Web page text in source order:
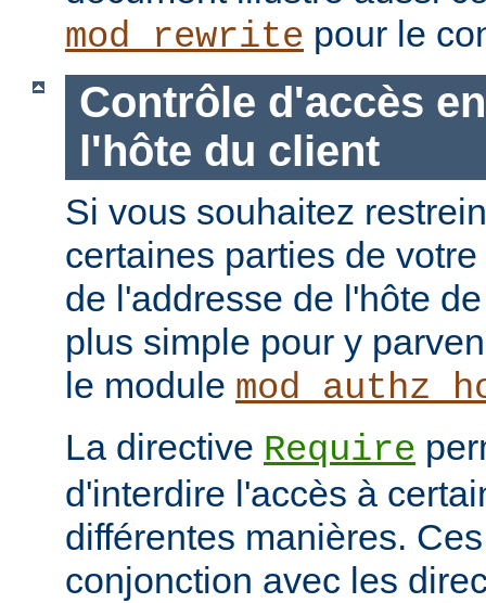
mod_rewrite pour le
Contrôle d'accès
l'hôte du client
Si vous souhaitez
certaines parties de
de l'addresse de l'hôte
plus simple pour y
le module
La directive Require
d'interdire l'accès à
différentes manières.
conjonction avec les